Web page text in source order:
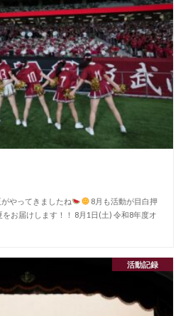
やってきましたね
8月も活動が目白押
お届けします！！ 8月1日(土) 令和8年度オ
活動記録